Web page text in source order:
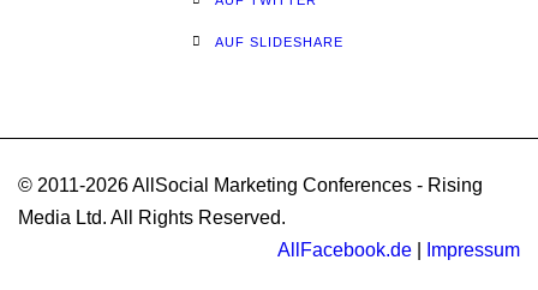
AUF SLIDESHARE
© 2011-2026 AllSocial Marketing Conferences - Rising
Media Ltd. All Rights Reserved.
AllFacebook.de
Impressum